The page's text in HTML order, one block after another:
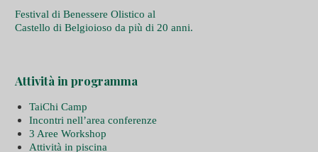
Festival di Benessere Olistico al
Castello di Belgioioso da più di 20 anni.
Attività in programma
TaiChi Camp
Incontri nell’area conferenze
3 Aree Workshop
Attività in piscina